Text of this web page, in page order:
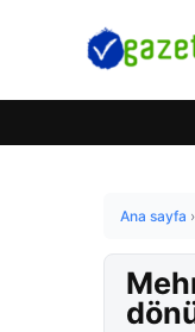
Ana sayfa ›